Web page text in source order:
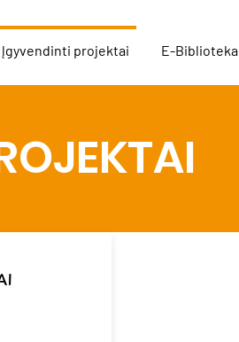
Įgyvendinti projektai E-Biblioteka